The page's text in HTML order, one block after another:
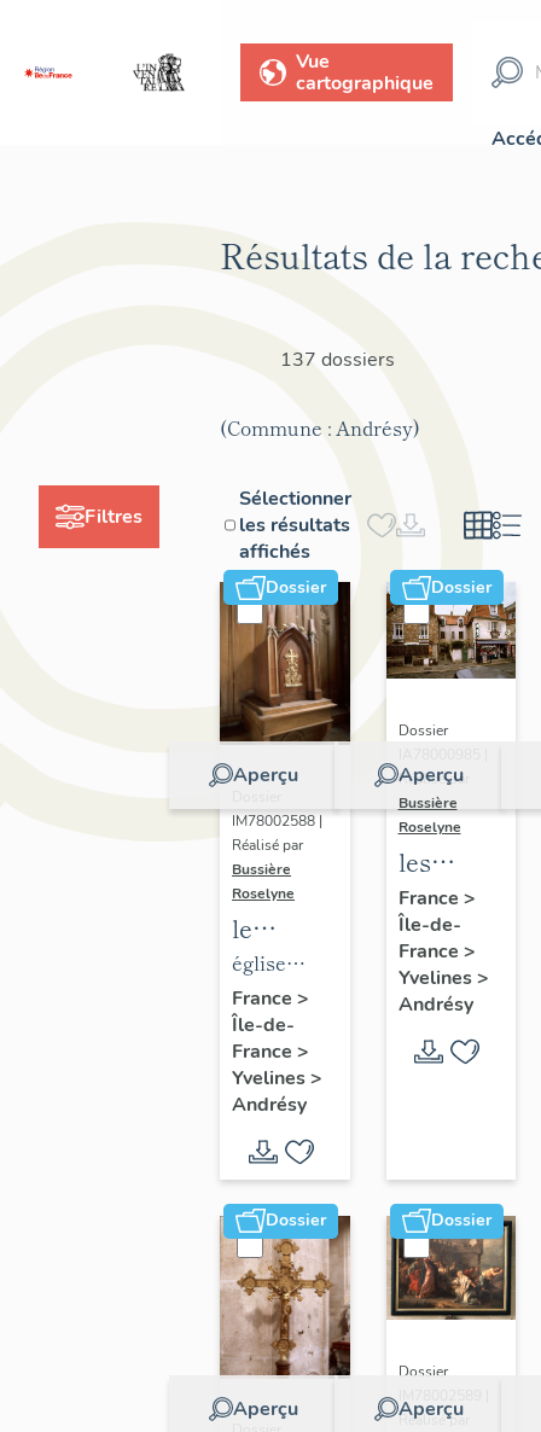
Vue
cartographique
Filtres
Résultats de la
137 dossiers
(Commune : Andrésy)
Sélectionner
les résultats
affichés
Dossier
Aperçu
IM78002588 |
Réalisé par
Bussière
Roselyne
le
mobilier
de
l'église
Saint-
Germain-
de-Paris
(liste
supplémentaire)
église
paroissiale
Saint-
Germain
France >
Île-de-
France >
Yvelines>
Andrésy
Dossier
Aperçu
Dossier
Réalisé par
Bussière
Roselyne
les
immeubles,
maisons
et
fermes
du
canton
France >
Île-de-
France >
Yvelines>
Andrésy
Dossier
Aperçu
Dossier
Aperçu
Dossier
Réalisé par